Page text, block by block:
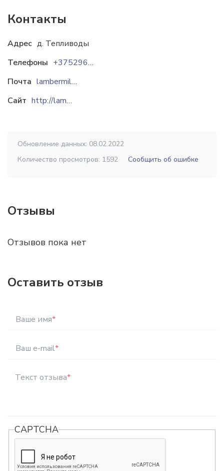
Контакты
Адрес д. Тепливоды
Телефоны
+37529643-13-14
Почта
lambermil@inbox.ru
Сайт
http://lambermil.by
Обновление данных: 08.02.2022
Количество просмотров: 1592
Сообщить об ошибке
Отзывы
Отзывов пока нет
Оставить отзыв
Ваше имя*
Ваш e-mail*
Текст отзыва*
CAPTCHA